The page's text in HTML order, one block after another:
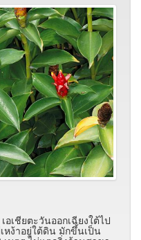
อเชียตะวันออกเฉียงใต้ไป
หง้าอยู่ใต้ดิน มักขึ้นเป็น